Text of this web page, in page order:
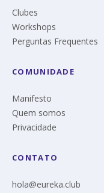
Clubes
Workshops
Perguntas Frequentes
COMUNIDADE
Manifesto
Quem somos
Privacidade
CONTATO
hola@eureka.club